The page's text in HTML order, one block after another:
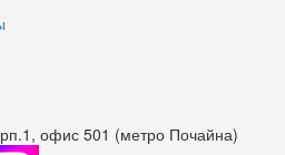
офис 501 (метро Почайна)